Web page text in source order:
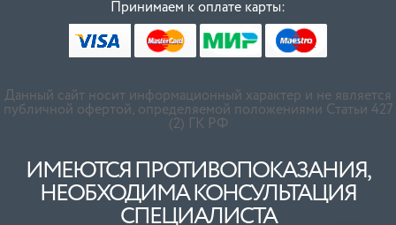
Принимаем к оплате карты:
Данный сайт носит информационный характер и не является
публичной офертой, определяемой положениями Статьи 427
(2) ГК РФ
ИМЕЮТСЯ ПРОТИВОПОКАЗАНИЯ,
НЕОБХОДИМА КОНСУЛЬТАЦИЯ
СПЕЦИАЛИСТА